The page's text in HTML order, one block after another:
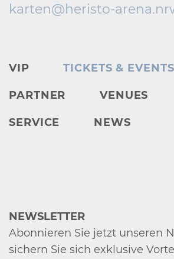
karten@heristo-arena.
VIP TICKETS & EVENTS
PARTNER VENUES
SERVICE NEWS
NEWSLETTER
Abonnieren Sie jetzt unseren
sichern Sie sich exklusive